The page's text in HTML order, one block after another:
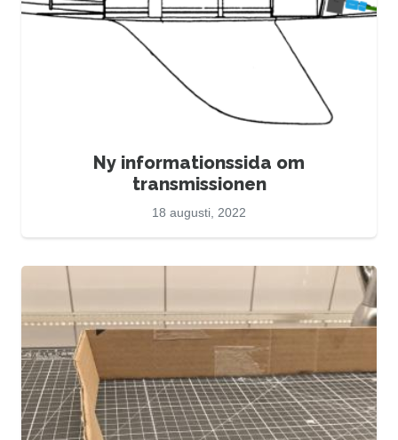
Ny informationssida om
transmissionen
18 augusti, 2022